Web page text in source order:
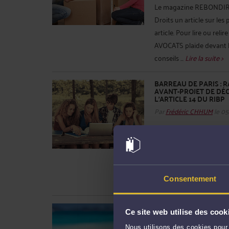
Consentement
Ce site web utilise des
Nous utilisons des cookies
Le magazine
Droits un article sur les
article. Pour lire ou
AVOCATS plaide
conseils ...Lire la suite >
BARREAU DE PARIS :
AVANT-PROJET DE
L'ARTICLE 14 DU RIBP
Par Frédéric CHHUMle
conseil/rapport-sur-la-
de Paris Frédéric
SALARIÉS, CADRES :
L’ASSURANCE
PARTENAIRES SOCIAUX